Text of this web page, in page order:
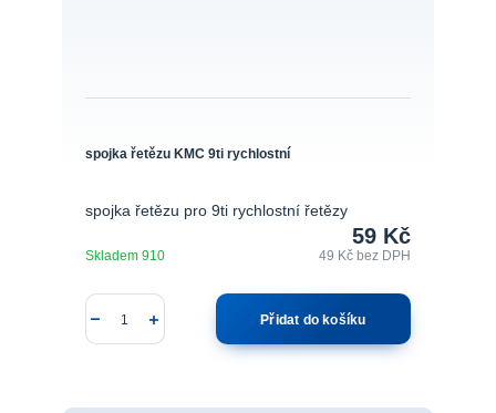
spojka řetězu KMC 9ti rychlostní
spojka řetězu pro 9ti rychlostní řetězy
59 Kč
49 Kčbez DPH
Skladem 910
Přidat do košíku